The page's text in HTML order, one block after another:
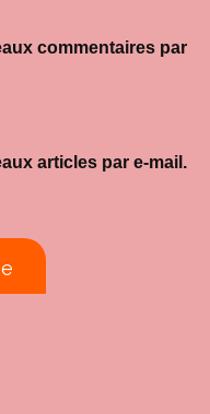
commentaires par
articles par e-mail.